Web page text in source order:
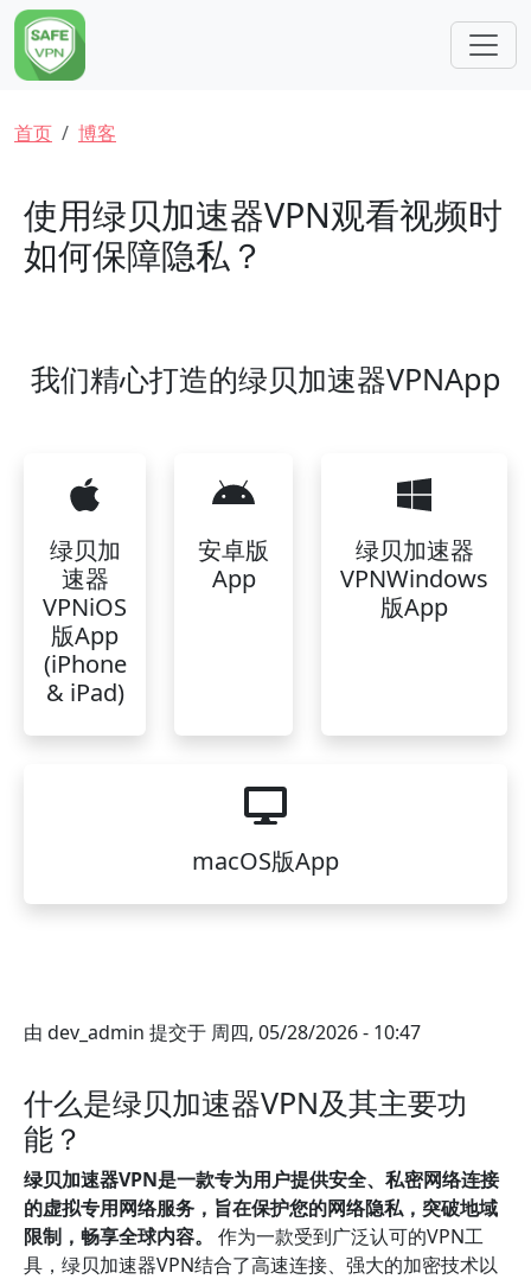
跳转到主要内容
面包屑
首页 博客
使用绿贝加速器VPN观看视频时
如何保障隐私？
我们精心打造的绿贝加速器VPNApp
绿贝加
速器
VPNiOS
版App
(iPhone
& iPad)
安卓版
App
绿贝加速器
VPNWindows
版App
macOS版App
由 dev_admin 提交于 周四, 05/28/2026 - 10:47
什么是绿贝加速器VPN及其主要功
能？
绿贝加速器VPN是一款专为用户提供安全、私密网络连接
的虚拟专用网络服务，旨在保护您的网络隐私，突破地域
限制，畅享全球内容。
作为一款受到广泛认可的VPN工
具，绿贝加速器VPN结合了高速连接、强大的加密技术以